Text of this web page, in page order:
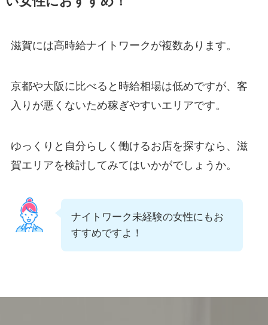
滋賀には高時給ナイトワークが複数あります。
京都や大阪に比べると時給相場は低めですが、客
入りが悪くないため稼ぎやすいエリアです。
ゆっくりと自分らしく働けるお店を探すなら、滋
賀エリアを検討してみてはいかがでしょうか。
ナイトワーク未経験の女性にもお
すすめですよ！